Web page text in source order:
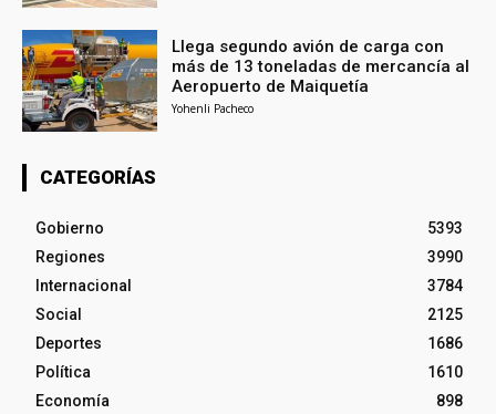
Llega segundo avión de carga con
más de 13 toneladas de mercancía al
Aeropuerto de Maiquetía
Yohenli Pacheco
CATEGORÍAS
Gobierno
5393
Regiones
3990
Internacional
3784
Social
2125
Deportes
1686
Política
1610
Economía
898